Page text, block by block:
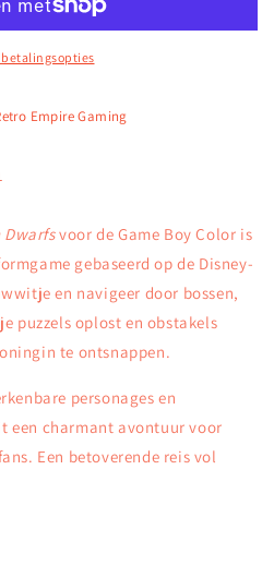
betalingsopties
Empire Gaming
Dwarfsvoor de Game Boy Color is
gebaseerd op de Disney-
en navigeer door bossen,
puzzels oplost en obstakels
te ontsnappen.
personages en
een charmant avontuur voor
Een betoverende reis vol